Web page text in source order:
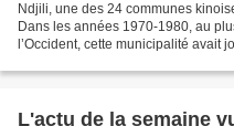
Ndjili, une des 24 communes
Dans les années 1970-1980, au
l’Occident, cette municipalité avait
L'actu de la semaine